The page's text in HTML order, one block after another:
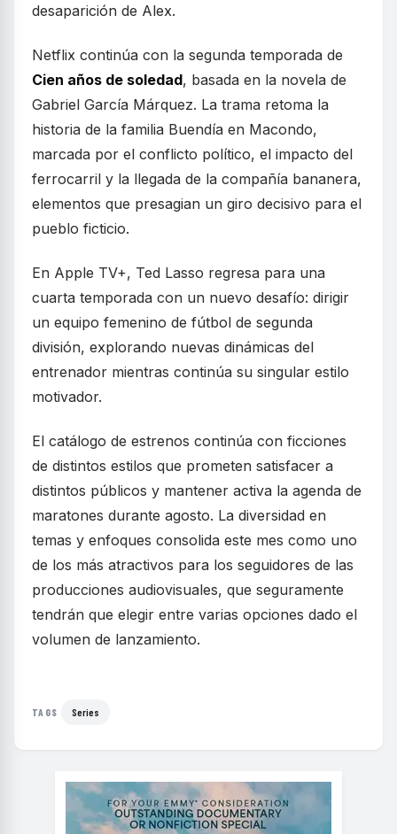
desaparición de Alex.
Netflix continúa con la segunda temporada de
Cien años de soledad, basada en la novela de
Gabriel García Márquez. La trama retoma la
historia de la familia Buendía en Macondo,
marcada por el conflicto político, el impacto del
ferrocarril y la llegada de la compañía bananera,
elementos que presagian un giro decisivo para el
pueblo ficticio.
En Apple TV+, Ted Lasso regresa para una
cuarta temporada con un nuevo desafío: dirigir
un equipo femenino de fútbol de segunda
división, explorando nuevas dinámicas del
entrenador mientras continúa su singular estilo
motivador.
El catálogo de estrenos continúa con ficciones
de distintos estilos que prometen satisfacer a
distintos públicos y mantener activa la agenda de
maratones durante agosto. La diversidad en
temas y enfoques consolida este mes como uno
de los más atractivos para los seguidores de las
producciones audiovisuales, que seguramente
tendrán que elegir entre varias opciones dado el
volumen de lanzamiento.
TAGS Series